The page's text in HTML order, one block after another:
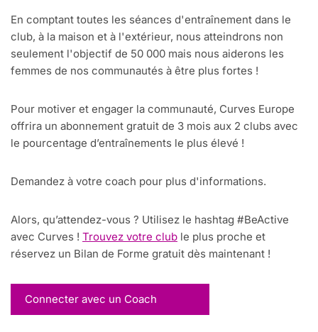
En comptant toutes les séances d'entraînement dans le
club, à la maison et à l'extérieur, nous atteindrons non
seulement l'objectif de 50 000 mais nous aiderons les
femmes de nos communautés à être plus fortes !
Pour motiver et engager la communauté, Curves Europe
offrira un abonnement gratuit de 3 mois aux 2 clubs avec
le pourcentage d’entraînements le plus élevé !
Demandez à votre coach pour plus d'informations.
Alors, qu’attendez-vous ? Utilisez le hashtag #BeActive
avec Curves ! Trouvez votre club le plus proche et
réservez un Bilan de Forme gratuit dès maintenant !
Connecter avec un Coach